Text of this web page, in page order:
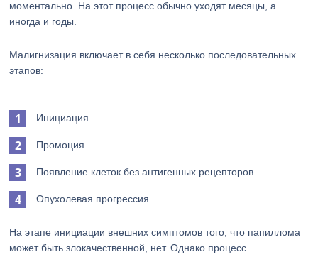
моментально. На этот процесс обычно уходят месяцы, а
иногда и годы.
Малигнизация включает в себя несколько последовательных
этапов:
Инициация.
Промоция
Появление клеток без антигенных рецепторов.
Опухолевая прогрессия.
На этапе инициации внешних симптомов того, что папиллома
может быть злокачественной, нет. Однако процесс